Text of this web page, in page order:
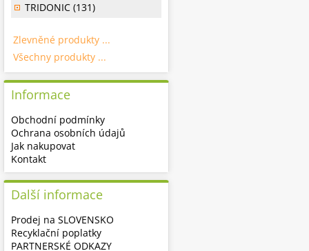
TRIDONIC (131)
Zlevněné produkty ...
Všechny produkty ...
Informace
Obchodní podmínky
Ochrana osobních údajů
Jak nakupovat
Kontakt
Další informace
Prodej na SLOVENSKO
Recyklační poplatky
PARTNERSKÉ ODKAZY